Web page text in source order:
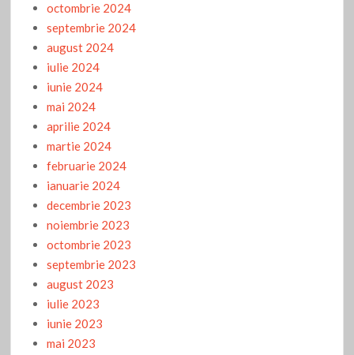
octombrie 2024
septembrie 2024
august 2024
iulie 2024
iunie 2024
mai 2024
aprilie 2024
martie 2024
februarie 2024
ianuarie 2024
decembrie 2023
noiembrie 2023
octombrie 2023
septembrie 2023
august 2023
iulie 2023
iunie 2023
mai 2023